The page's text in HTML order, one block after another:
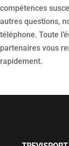
compétences
autres questions,
téléphone. Toute
partenaires vous
rapidement.